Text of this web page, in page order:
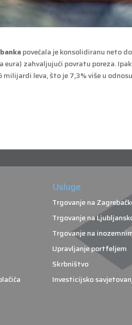
povećala je konsolidiranu neto
zahvaljujući povratu poreza.
leva, što je 7,3% više u
Usluge
Trgovanje na
Trgovanje na
Trgovanje na
Upravljanje portfeljem
Skrbništvo
Investicijsko